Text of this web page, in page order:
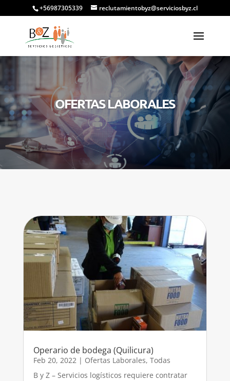
+56987305339 reclutamientobyz@serviciosbyz.cl
OFERTAS LABORALES
Operario de bodega (Quilicura)
Feb 20, 2022| Ofertas Laborales, Todas
B y Z – Servicios logísticos requiere contratar